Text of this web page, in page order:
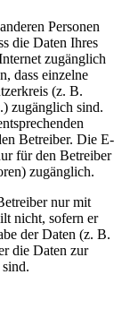
Personen
die Daten Ihres
zugänglich
dass einzelne
(z. B.
zugänglich sind.
Betreiber. Die E-
für den Betreiber
zugänglich.
nur mit
nicht, sofern er
der Daten (z. B.
die Daten zur